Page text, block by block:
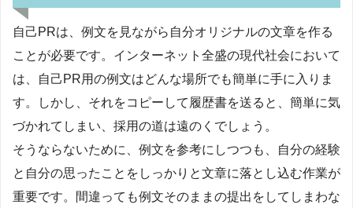
自己PRは、例文を見ながら自分オリジナルの文章を作る
ことが必要です。インターネット全盛の現代社会において
は、自己PR用の例文はどんな場所でも簡単に手に入りま
す。しかし、それをコピーして履歴書を送ると、簡単に気
づかれてしまい、採用の道は遠のくでしょう。
そうならないために、例文を参考にしつつも、自分の経験
と自分の思ったことをしっかりと文章に落とし込む作業が
重要です。間違っても例文そのままの提出をしてしまわな